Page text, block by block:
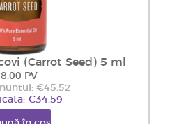
(Carrot Seed) 5 ml
PV
€45.52
€34.59